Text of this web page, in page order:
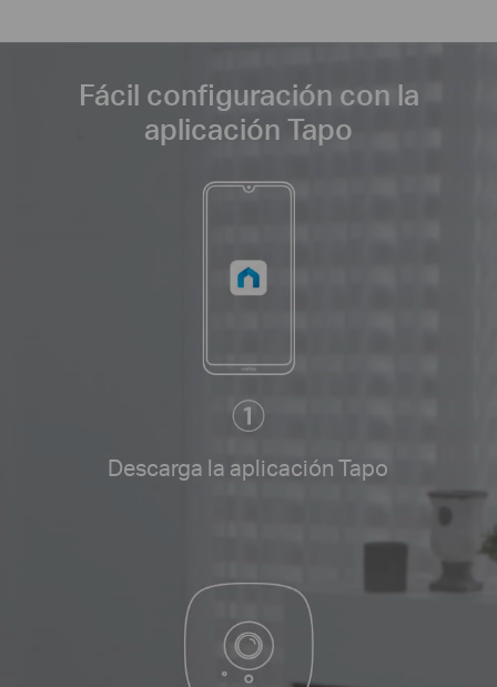
Descarga la aplicación Tapo
Fácil configuración con la
aplicación Tapo